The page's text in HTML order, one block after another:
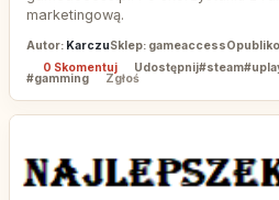
marketingową.
Autor: KarczuSklep: gameaccess
0 Skomentuj Udostępnij#steam
#gamming
Zgłoś